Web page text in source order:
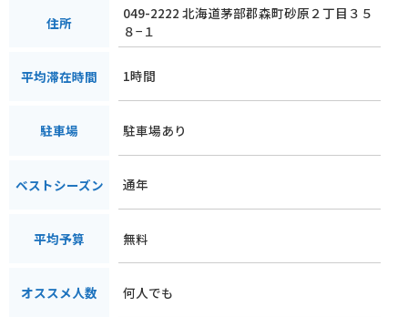
住所
049-2222 北海道茅部郡森町砂原２丁目３５
８−１
平均滞在時間 1時間
駐車場 駐車場あり
ベストシーズン 通年
平均予算 無料
オススメ人数 何人でも